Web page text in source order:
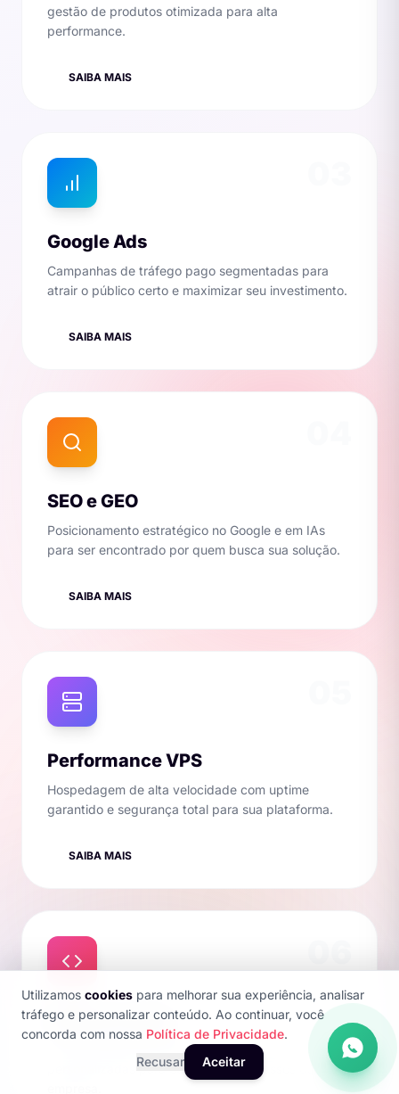
gestão de produtos otimizada para alta
performance.
SAIBA MAIS
Google Ads
Campanhas de tráfego pago segmentadas para
atrair o público certo e maximizar seu investimento.
SAIBA MAIS
SEO e GEO
Posicionamento estratégico no Google e em IAs
para ser encontrado por quem busca sua solução.
SAIBA MAIS
Performance VPS
Hospedagem de alta velocidade com uptime
garantido e segurança total para sua plataforma.
SAIBA MAIS
Sistemas Web
Desenvolvimento de painéis e automações
personalizadas para otimizar os processos da sua
Utilizamos cookies para melhorar sua experiência, analisar
tráfego e personalizar conteúdo. Ao continuar, você
concorda com nossa Política de Privacidade.
Recusar
Aceitar